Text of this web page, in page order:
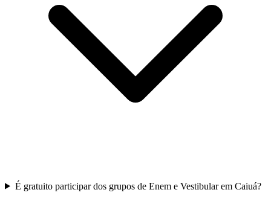
É gratuito participar dos grupos de Enem e Vestibular em Caiuá?